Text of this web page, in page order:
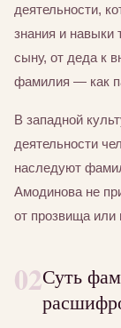
деятельности,
знания и навыки
сыну, от деда к
фамилия — как
В западной
деятельности
наследуют
Амодинова не
от прозвища или
02Суть